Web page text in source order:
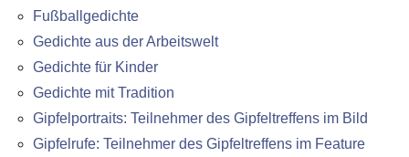
Fußballgedichte
Gedichte aus der Arbeitswelt
Gedichte für Kinder
Gedichte mit Tradition
Gipfelportraits: Teilnehmer des Gipfeltreffens im Bild
Gipfelrufe: Teilnehmer des Gipfeltreffens im Feature